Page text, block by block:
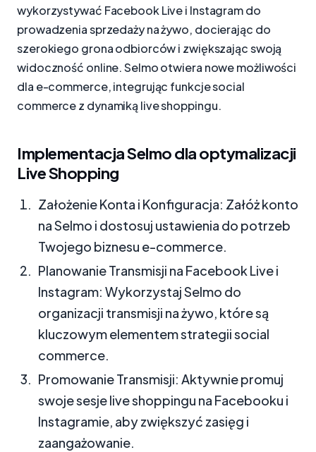
wykorzystywać Facebook Live i Instagram do
prowadzenia sprzedaży na żywo, docierając do
szerokiego grona odbiorców i zwiększając swoją
widoczność online. Selmo otwiera nowe możliwości
dla e-commerce, integrując funkcje social
commerce z dynamiką live shoppingu.
Implementacja Selmo dla optymalizacji
Live Shopping
Założenie Konta i Konfiguracja: Załóż konto
na Selmo i dostosuj ustawienia do potrzeb
Twojego biznesu e-commerce.
Planowanie Transmisji na Facebook Live i
Instagram: Wykorzystaj Selmo do
organizacji transmisji na żywo, które są
kluczowym elementem strategii social
commerce.
Promowanie Transmisji: Aktywnie promuj
swoje sesje live shoppingu na Facebooku i
Instagramie, aby zwiększyć zasięg i
zaangażowanie.